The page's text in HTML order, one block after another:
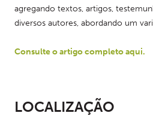
agregando textos, artigos,
diversos autores, abordando um
Consulte o artigo completo aqui.
LOCALIZAÇÃO